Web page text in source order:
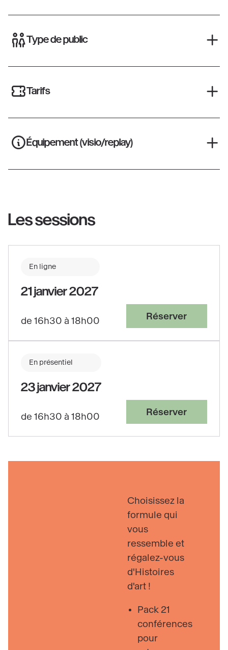
Type de public
Tarifs
Équipement (visio/replay)
Les sessions
En ligne
21 janvier 2027
de 16h30 à 18h00
Réserver
En présentiel
23 janvier 2027
de 16h30 à 18h00
Réserver
Choisissez la
formule qui
vous
ressemble et
régalez-vous
d'Histoires
d'art !
Pack 21
conférences
pour